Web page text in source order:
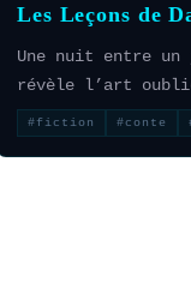
Les Leçons de
Une nuit entre un
révèle l’art
#fiction #conte